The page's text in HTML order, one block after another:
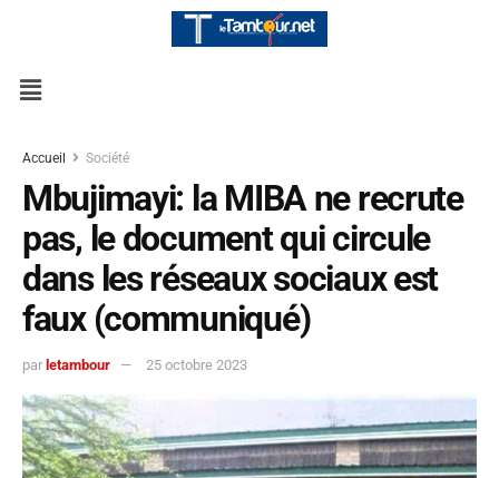
Accueil Société
Mbujimayi: la MIBA ne recrute
pas, le document qui circule
dans les réseaux sociaux est
faux (communiqué)
par letambour 25 octobre 2023